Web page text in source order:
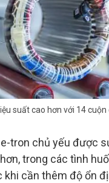
suất cao hơn với 14 cuộn
tron chủ yếu được
trong các tình
cần thêm độ ổn